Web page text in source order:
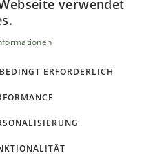
vorbehalten.
verwendet
ERFORDERLICH